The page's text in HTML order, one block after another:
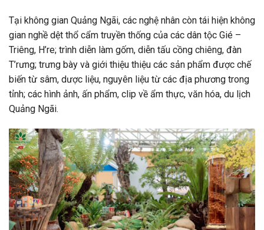
Tại không gian Quảng Ngãi, các nghệ nhân còn tái hiện không
gian nghề dệt thổ cẩm truyền thống của các dân tộc Gié –
Triêng, H’re; trình diễn làm gốm, diễn tấu cồng chiêng, đàn
T’rưng; trưng bày và giới thiệu thiệu các sản phẩm được chế
biến từ sâm, dược liệu, nguyên liệu từ các địa phương trong
tỉnh; các hình ảnh, ấn phẩm, clip về ẩm thực, văn hóa, du lịch
Quảng Ngãi.